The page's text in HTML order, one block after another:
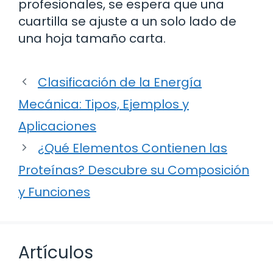
profesionales, se espera que una
cuartilla se ajuste a un solo lado de
una hoja tamaño carta.
Clasificación de la Energía
Mecánica: Tipos, Ejemplos y
Aplicaciones
¿Qué Elementos Contienen las
Proteínas? Descubre su Composición
y Funciones
Artículos